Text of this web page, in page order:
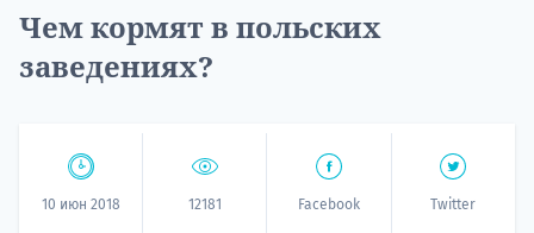
Чем кормят в польских
заведениях?
10 июн 2018 12181 Facebook Twitter